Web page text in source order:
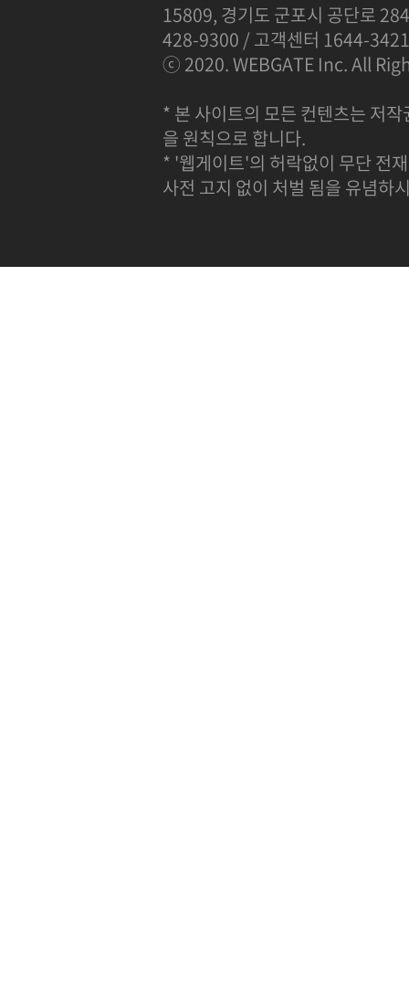
15809, 경기도 군포시 공단로
428-9300 / 고객센터 1644-
ⓒ 2020. WEBGATE Inc. All
* 본 사이트의 모든 컨텐츠는 저
을 원칙으로 합니다.
* '웹게이트'의 허락없이 무단 전
사전 고지 없이 처벌 됨을 유념하